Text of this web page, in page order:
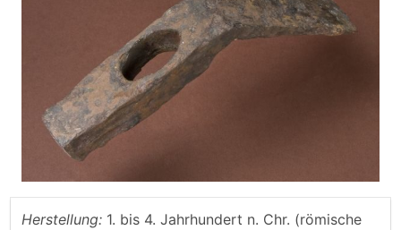
Herstellung: 1. bis 4. Jahrhundert n. Chr. (römische